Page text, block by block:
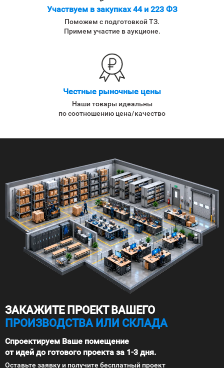
Участвуем в закупках 44 и 223 ФЗ
Поможем с подготовкой ТЗ.
Примем участие в аукционе.
Честные рыночные цены
Наши товары идеальны
по соотношению цена/качество
ЗАКАЖИТЕ ПРОЕКТ ВАШЕГО
ПРОИЗВОДСТВА ИЛИ СКЛАДА
Спроектируем Ваше помещение
от идей до готового проекта за 1-3 дня.
Оставьте заявку и получите бесплатный проект